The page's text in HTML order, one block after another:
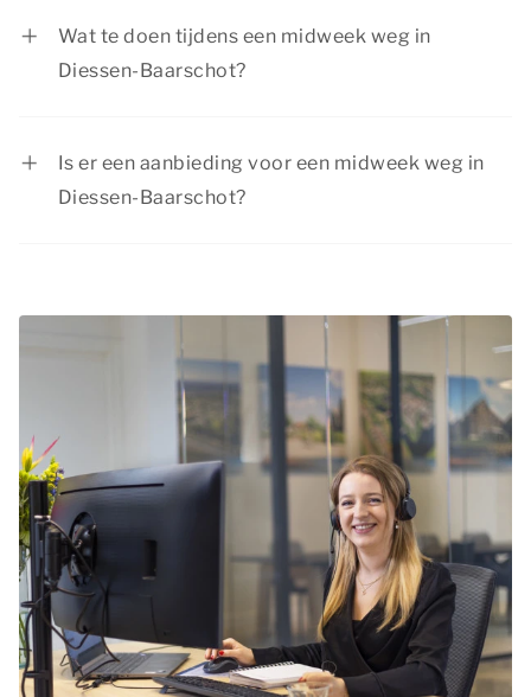
accommodatie waar je het liefst wilt verblijven.
Wat te doen tijdens een midweek weg in
Diessen-Baarschot?
accommodatie.
Is er een aanbieding voor een midweek weg in
Diessen-Baarschot?